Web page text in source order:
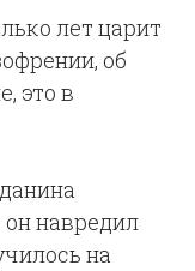
лет царит
об
это в
навредил
на